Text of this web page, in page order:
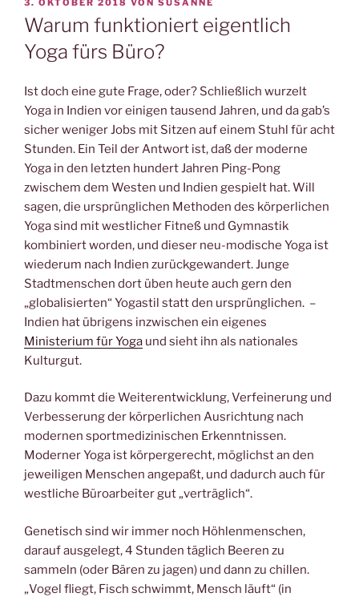
AM
3. OKTOBER 2018 VON SUSANNE
Warum funktioniert eigentlich
Yoga fürs Büro?
Ist doch eine gute Frage, oder? Schließlich wurzelt
Yoga in Indien vor einigen tausend Jahren, und da gab’s
sicher weniger Jobs mit Sitzen auf einem Stuhl für acht
Stunden. Ein Teil der Antwort ist, daß der moderne
Yoga in den letzten hundert Jahren Ping-Pong
zwischem dem Westen und Indien gespielt hat. Will
sagen, die ursprünglichen Methoden des körperlichen
Yoga sind mit westlicher Fitneß und Gymnastik
kombiniert worden, und dieser neu-modische Yoga ist
wiederum nach Indien zurückgewandert. Junge
Stadtmenschen dort üben heute auch gern den
„globalisierten“ Yogastil statt den ursprünglichen. –
Indien hat übrigens inzwischen ein eigenes
Ministerium für Yoga und sieht ihn als nationales
Kulturgut.
Dazu kommt die Weiterentwicklung, Verfeinerung und
Verbesserung der körperlichen Ausrichtung nach
modernen sportmedizinischen Erkenntnissen.
Moderner Yoga ist körpergerecht, möglichst an den
jeweiligen Menschen angepaßt, und dadurch auch für
westliche Büroarbeiter gut „verträglich“.
Genetisch sind wir immer noch Höhlenmenschen,
darauf ausgelegt, 4 Stunden täglich Beeren zu
sammeln (oder Bären zu jagen) und dann zu chillen.
„Vogel fliegt, Fisch schwimmt, Mensch läuft“ (in